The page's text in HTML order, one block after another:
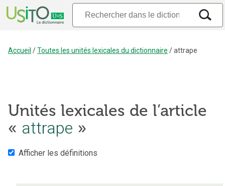
Accueil /Toutes les unités lexicales du dictionnaire /attrape
Unités lexicales de l’article
« attrape »
Afficher les définitions